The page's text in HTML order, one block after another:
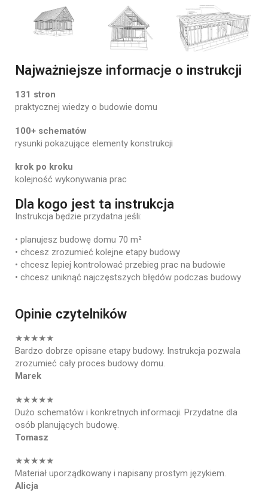
Najważniejsze informacje o instrukcji
131 stron
praktycznej wiedzy o budowie domu
100+ schematów
rysunki pokazujące elementy konstrukcji
krok po kroku
kolejność wykonywania prac
Dla kogo jest ta instrukcja
Instrukcja będzie przydatna jeśli:
• planujesz budowę domu 70 m²
• chcesz zrozumieć kolejne etapy budowy
• chcesz lepiej kontrolować przebieg prac na budowie
• chcesz uniknąć najczęstszych błędów podczas budowy
Opinie czytelników
★★★★★
Bardzo dobrze opisane etapy budowy. Instrukcja pozwala
zrozumieć cały proces budowy domu.
Marek
★★★★★
Dużo schematów i konkretnych informacji. Przydatne dla
osób planujących budowę.
Tomasz
★★★★★
Materiał uporządkowany i napisany prostym językiem.
Alicja